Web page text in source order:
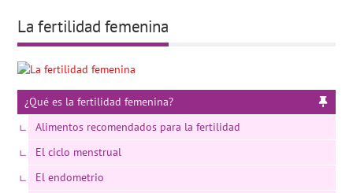
La fertilidad femenina
¿Qué es la fertilidad femenina?
Alimentos recomendados para la fertilidad
El ciclo menstrual
El endometrio